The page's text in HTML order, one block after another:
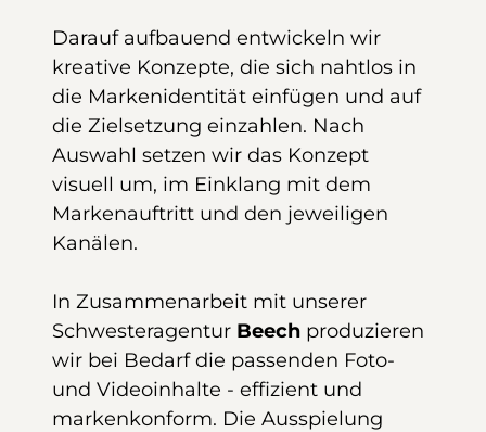
Darauf aufbauend entwickeln wir
kreative Konzepte, die sich nahtlos in
die Markenidentität einfügen und auf
die Zielsetzung einzahlen. Nach
Auswahl setzen wir das Konzept
visuell um, im Einklang mit dem
Markenauftritt und den jeweiligen
Kanälen.
In Zusammenarbeit mit unserer
Schwesteragentur Beech produzieren
wir bei Bedarf die passenden Foto-
und Videoinhalte - effizient und
markenkonform. Die Ausspielung